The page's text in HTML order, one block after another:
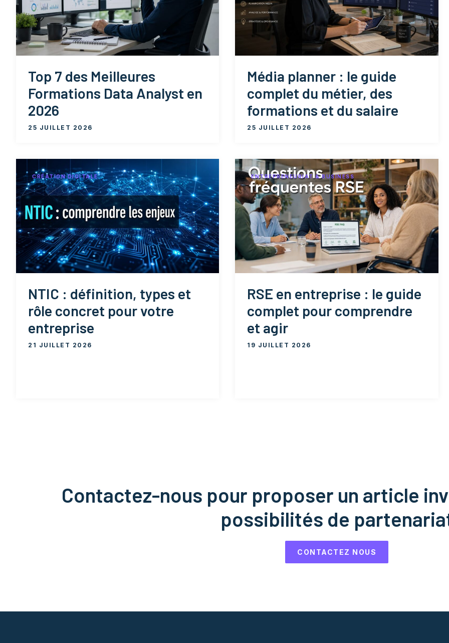
Top 7 des Meilleures
Formations Data Analyst en
2026
25 JUILLET 2026
Média planner : le guide
complet du métier, des
formations et du salaire
25 JUILLET 2026
CRÉATION DIGITALE
NTIC : définition, types et
rôle concret pour votre
entreprise
21 JUILLET 2026
ENTREPRENEURIAT & BUSINESS
RSE en entreprise : le guide
complet pour comprendre
et agir
19 JUILLET 2026
Contactez-nous pour proposer un article
possibilités de
CONTACTEZ NOUS